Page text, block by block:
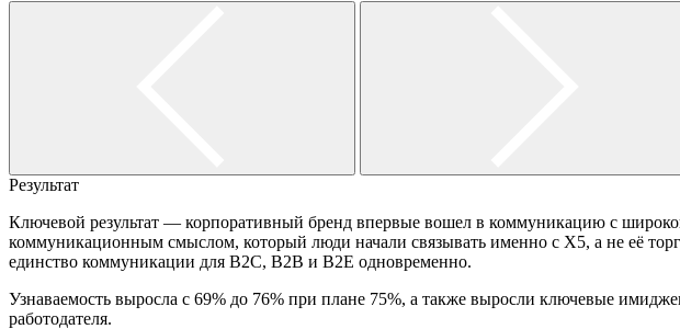
Результат
Ключевой результат — корпоративный бренд впервые вошел в коммуникацию с
коммуникационным смыслом, который люди начали связывать именно с X5, а не её
единство коммуникации для B2C, B2B и B2E одновременно.
Узнаваемость выросла с 69% до 76% при плане 75%, а также выросли ключевые
работодателя.